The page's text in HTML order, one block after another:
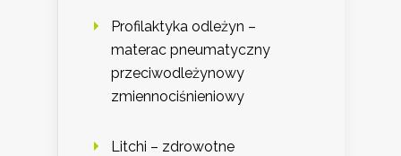
Profilaktyka odleżyn –
materac pneumatyczny
przeciwodleżynowy
zmiennociśnieniowy
Litchi – zdrowotne